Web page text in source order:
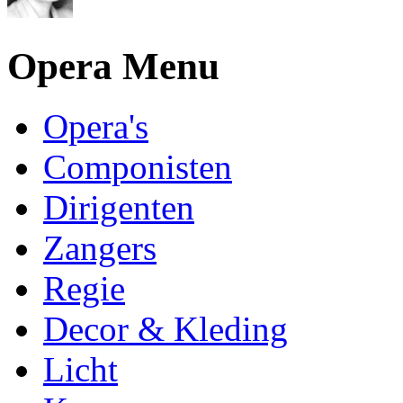
Opera Menu
Opera's
Componisten
Dirigenten
Zangers
Regie
Decor & Kleding
Licht